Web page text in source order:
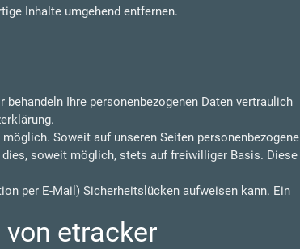
Inhalte umgehend entfernen.
Ihre personenbezogenen Daten vertraulich
Soweit auf unseren Seiten personenbezogene
soweit möglich, stets auf freiwilliger Basis. Diese
per E-Mail) Sicherheitslücken aufweisen kann. Ein
etracker